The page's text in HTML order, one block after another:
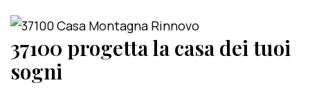
37100 progetta la casa dei tuoi
sogni